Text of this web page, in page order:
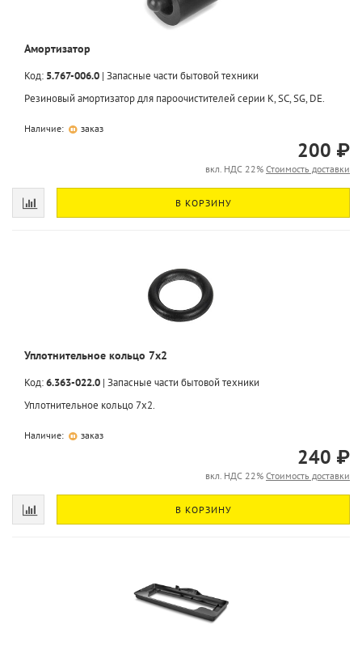
Амортизатор
Код: 5.767-006.0 | Запасные части бытовой техники
Резиновый амортизатор для пароочистителей серии K, SC, SG, DE.
Наличие: заказ
200 ₽
вкл. НДС 22% Стоимость доставки
В КОРЗИНУ
Уплотнительное кольцо 7x2
Код:6.363-022.0 | Запасные части бытовой техники
Уплотнительное кольцо 7x2.
Наличие: заказ
240 ₽
вкл. НДС 22% Стоимость доставки
В КОРЗИНУ